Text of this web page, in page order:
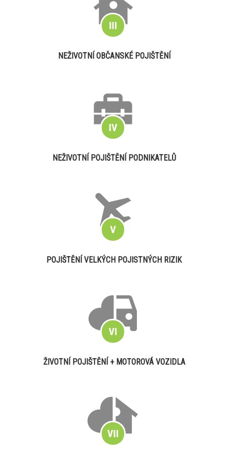
NEŽIVOTNÍ OBČANSKÉ POJIŠTĚNÍ
NEŽIVOTNÍ POJIŠTĚNÍ PODNIKATELŮ
POJIŠTĚNÍ VELKÝCH POJISTNÝCH RIZIK
ŽIVOTNÍ POJIŠTĚNÍ + MOTOROVÁ VOZIDLA